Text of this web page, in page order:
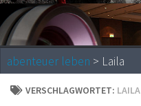
abenteuer leben > Laila
VERSCHLAGWORTET: LAILA